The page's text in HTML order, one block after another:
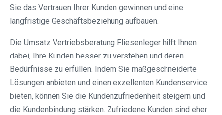
Sie das Vertrauen Ihrer Kunden gewinnen und eine
langfristige Geschäftsbeziehung aufbauen.
Die Umsatz Vertriebsberatung Fliesenleger hilft Ihnen
dabei, Ihre Kunden besser zu verstehen und deren
Bedürfnisse zu erfüllen. Indem Sie maßgeschneiderte
Lösungen anbieten und einen exzellenten Kundenservice
bieten, können Sie die Kundenzufriedenheit steigern und
die Kundenbindung stärken. Zufriedene Kunden sind eher